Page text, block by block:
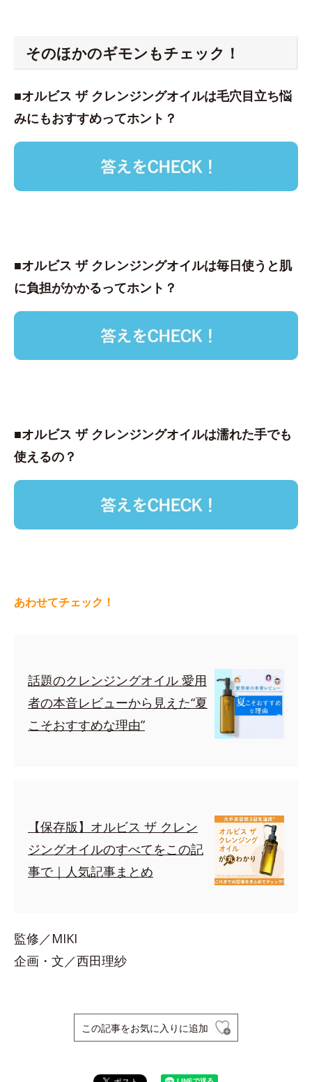
そのほかのギモンもチェック！
■オルビス ザ クレンジングオイルは毛穴目立ち悩
みにもおすすめってホント？
■オルビス ザ クレンジングオイルは毎日使うと肌
に負担がかかるってホント？
■オルビス ザ クレンジングオイルは濡れた手でも
使えるの？
あわせてチェック！
話題のクレンジングオイル 愛用
者の本音レビューから見えた“夏
こそおすすめな理由”
【保存版】オルビス ザ クレン
ジングオイルのすべてをこの記
事で｜人気記事まとめ
監修／MIKI
企画・文／西田理紗
この記事をお気に入りに追加